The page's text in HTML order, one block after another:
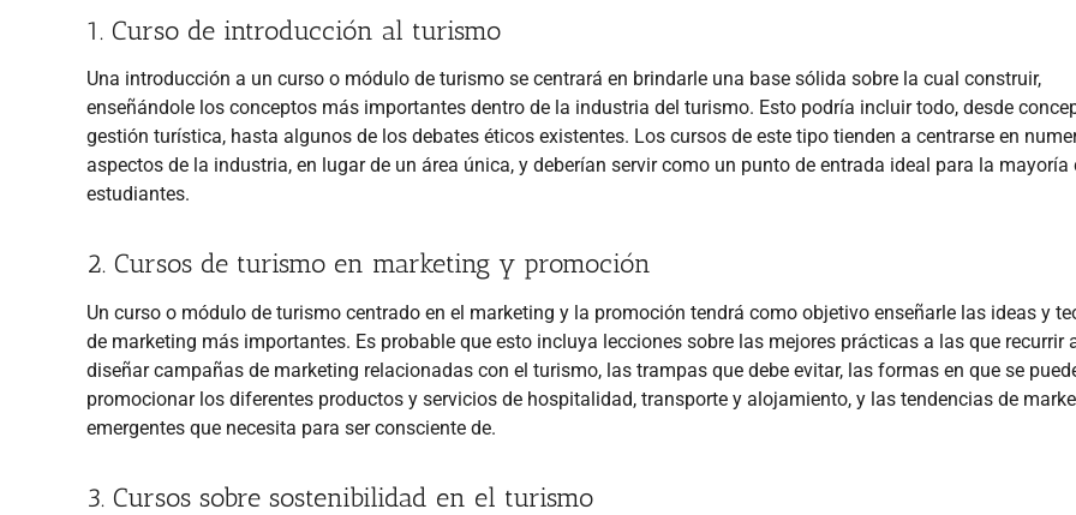
1. Curso de introducción al turismo
Una introducción a un curso o módulo de turismo se centrará en brindarle una base sólida sobre la cual construir,
enseñándole los conceptos más importantes dentro de la industria del turismo. Esto podría incluir todo, desde
gestión turística, hasta algunos de los debates éticos existentes. Los cursos de este tipo tienden a centrarse en
aspectos de la industria, en lugar de un área única, y deberían servir como un punto de entrada ideal para la mayoría
estudiantes.
2. Cursos de turismo en marketing y promoción
Un curso o módulo de turismo centrado en el marketing y la promoción tendrá como objetivo enseñarle las ideas y
de marketing más importantes. Es probable que esto incluya lecciones sobre las mejores prácticas a las que recurrir
diseñar campañas de marketing relacionadas con el turismo, las trampas que debe evitar, las formas en que se
promocionar los diferentes productos y servicios de hospitalidad, transporte y alojamiento, y las tendencias de
emergentes que necesita para ser consciente de.
3. Cursos sobre sostenibilidad en el turismo